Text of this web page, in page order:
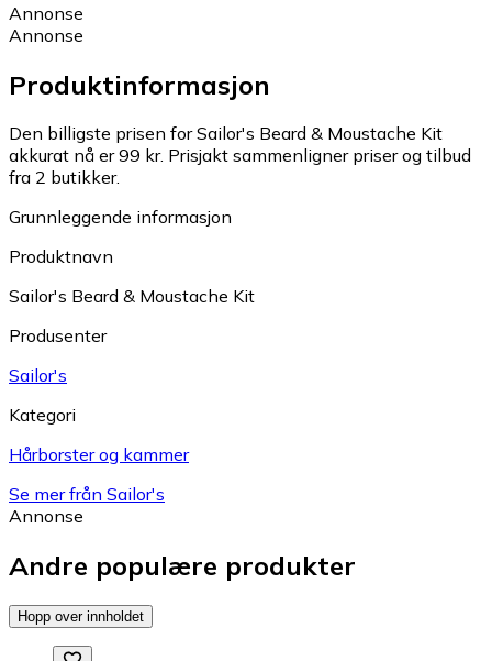
Annonse
Annonse
Produktinformasjon
Den billigste prisen for Sailor's Beard & Moustache Kit
akkurat nå er 99 kr. Prisjakt sammenligner priser og tilbud
fra 2 butikker.
Grunnleggende informasjon
Produktnavn
Sailor's Beard & Moustache Kit
Produsenter
Sailor's
Kategori
Hårborster og kammer
Se mer från Sailor's
Annonse
Andre populære produkter
Hopp over innholdet